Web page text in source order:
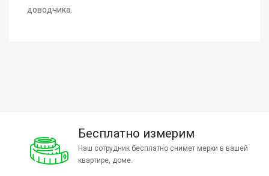
доводчика.
Бесплатно измерим
Наш сотрудник бесплатно снимет мерки в вашей
квартире, доме.